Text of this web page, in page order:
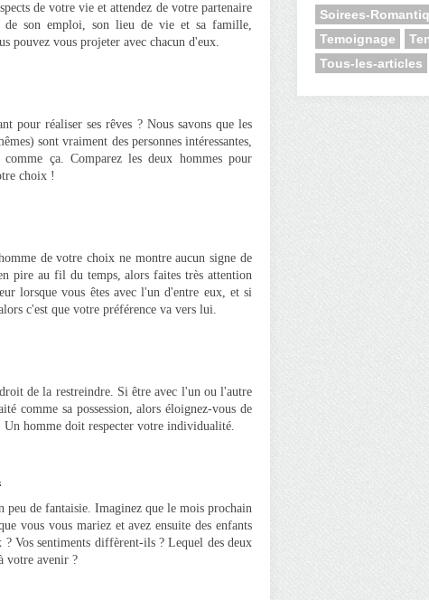
de votre vie et attendez de votre partenaire
son emploi, son lieu de vie et sa famille,
pouvez vous projeter avec chacun d'eux.
réaliser ses rêves ? Nous savons que les
sont vraiment des personnes intéressantes,
ça. Comparez les deux hommes pour
choix !
de votre choix ne montre aucun signe de
pire au fil du temps, alors faites très attention
lorsque vous êtes avec l'un d'entre eux, et si
c'est que votre préférence va vers lui.
de la restreindre. Si être avec l'un ou l'autre
comme sa possession, alors éloignez-vous de
homme doit respecter votre individualité.
peu de fantaisie. Imaginez que le mois prochain
vous vous mariez et avez ensuite des enfants
? Vos sentiments diffèrent-ils ? Lequel des deux
votre avenir ?
Soirees-
Temoignage
Tous-les-articles